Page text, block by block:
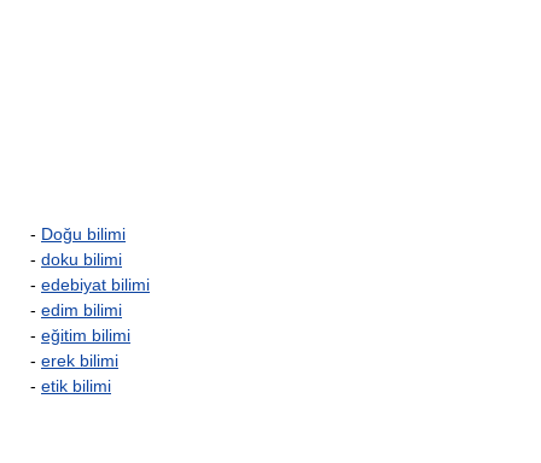
- Doğu bilimi
- doku bilimi
- edebiyat bilimi
- edim bilimi
- eğitim bilimi
- erek bilimi
- etik bilimi